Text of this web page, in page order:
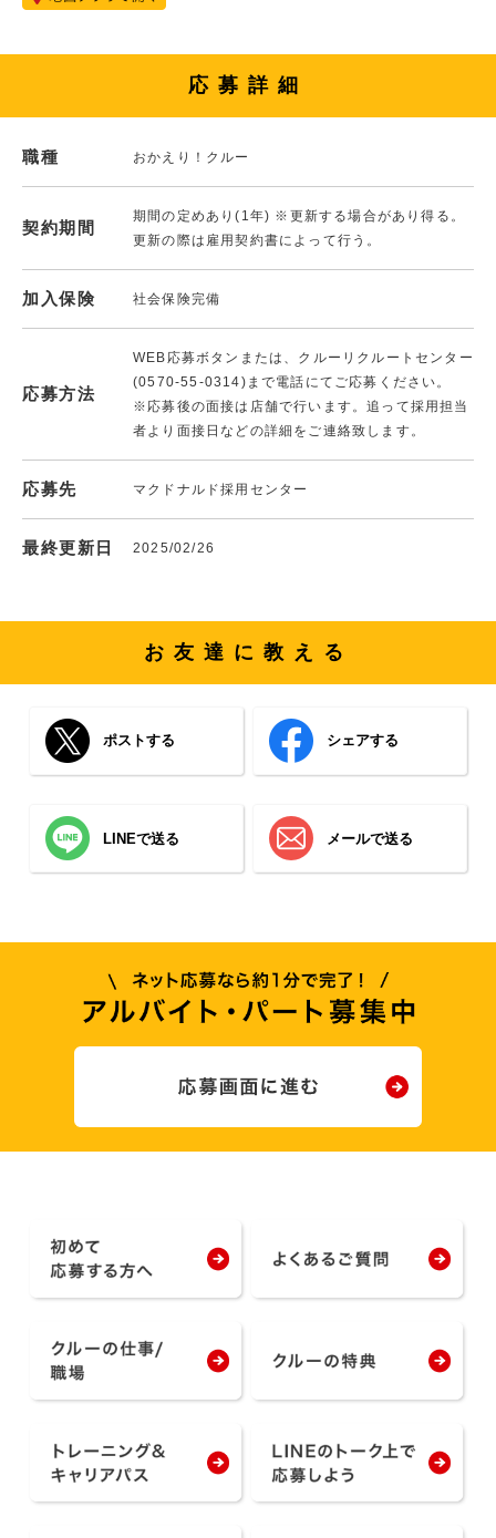
応募詳細
職種 おかえり！クルー
契約期間
期間の定めあり(1年) ※更新する場合があり得る。
更新の際は雇用契約書によって行う。
加入保険 社会保険完備
応募方法
WEB応募ボタンまたは、クルーリクルートセンター
(0570-55-0314)まで電話にてご応募ください。
※応募後の面接は店舗で行います。追って採用担当
者より面接日などの詳細をご連絡致します。
応募先 マクドナルド採用センター
最終更新日 2025/02/26
お友達に教える
ポストする シェアする
LINEで送る メールで送る